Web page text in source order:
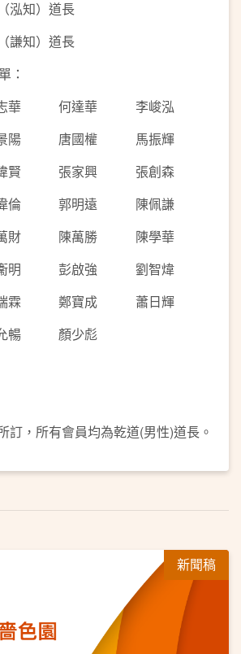
泓知）道長
謙知）道長
：
華 何達華
李峻泓
陽 唐國權
馬振輝
賢 張家興
張創森
倫 郭明遠
陳佩謙
財 陳萬勝
陳學華
明 彭啟強
劉智煒
霖 鄭寶成
蕭日輝
暢 顏少彪
訂，所有會員均為乾道(男性)道長。
新聞稿